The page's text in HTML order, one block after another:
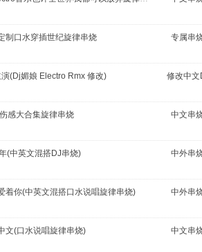
制口水穿插世纪旋律串烧 专属串
(Dj媚娘 Electro Rmx 修改) 修改中文
感大合集旋律串烧 中文串
(中英文混搭DJ串烧) 中外串
着你(中英文混搭口水说唱旋律串烧) 中外串
文(口水说唱旋律串烧) 中文串